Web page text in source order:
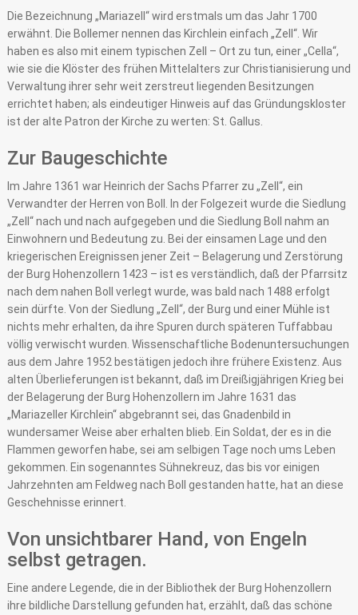
Die Bezeichnung „Mariazell“ wird erstmals um das Jahr 1700
erwähnt. Die Bollemer nennen das Kirchlein einfach „Zell“. Wir
haben es also mit einem typischen Zell – Ort zu tun, einer „Cella“,
wie sie die Klöster des frühen Mittelalters zur Christianisierung und
Verwaltung ihrer sehr weit zerstreut liegenden Besitzungen
errichtet haben; als eindeutiger Hinweis auf das Gründungskloster
ist der alte Patron der Kirche zu werten: St. Gallus.
Zur Baugeschichte
Im Jahre 1361 war Heinrich der Sachs Pfarrer zu „Zell“, ein
Verwandter der Herren von Boll. In der Folgezeit wurde die Siedlung
„Zell“ nach und nach aufgegeben und die Siedlung Boll nahm an
Einwohnern und Bedeutung zu. Bei der einsamen Lage und den
kriegerischen Ereignissen jener Zeit – Belagerung und Zerstörung
der Burg Hohenzollern 1423 – ist es verständlich, daß der Pfarrsitz
nach dem nahen Boll verlegt wurde, was bald nach 1488 erfolgt
sein dürfte. Von der Siedlung „Zell“, der Burg und einer Mühle ist
nichts mehr erhalten, da ihre Spuren durch späteren Tuffabbau
völlig verwischt wurden. Wissenschaftliche Bodenuntersuchungen
aus dem Jahre 1952 bestätigen jedoch ihre frühere Existenz. Aus
alten Überlieferungen ist bekannt, daß im Dreißigjährigen Krieg bei
der Belagerung der Burg Hohenzollern im Jahre 1631 das
„Mariazeller Kirchlein“ abgebrannt sei, das Gnadenbild in
wundersamer Weise aber erhalten blieb. Ein Soldat, der es in die
Flammen geworfen habe, sei am selbigen Tage noch ums Leben
gekommen. Ein sogenanntes Sühnekreuz, das bis vor einigen
Jahrzehnten am Feldweg nach Boll gestanden hatte, hat an diese
Geschehnisse erinnert.
Von unsichtbarer Hand, von Engeln
selbst getragen.
Eine andere Legende, die in der Bibliothek der Burg Hohenzollern
ihre bildliche Darstellung gefunden hat, erzählt, daß das schöne